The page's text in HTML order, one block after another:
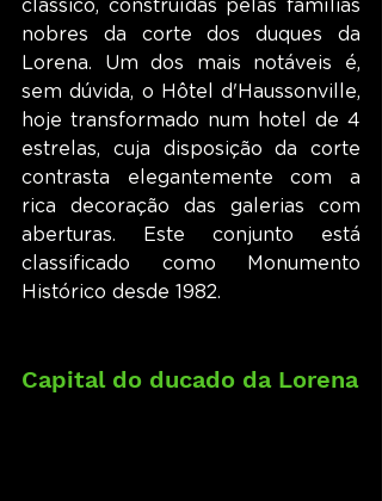
clássico, construídas pelas famílias
nobres da corte dos duques da
Lorena. Um dos mais notáveis é,
sem dúvida, o Hôtel d'Haussonville,
hoje transformado num hotel de 4
estrelas, cuja disposição da corte
contrasta elegantemente com a
rica decoração das galerias com
aberturas. Este conjunto está
classificado como Monumento
Histórico desde 1982.
Capital do ducado da Lorena